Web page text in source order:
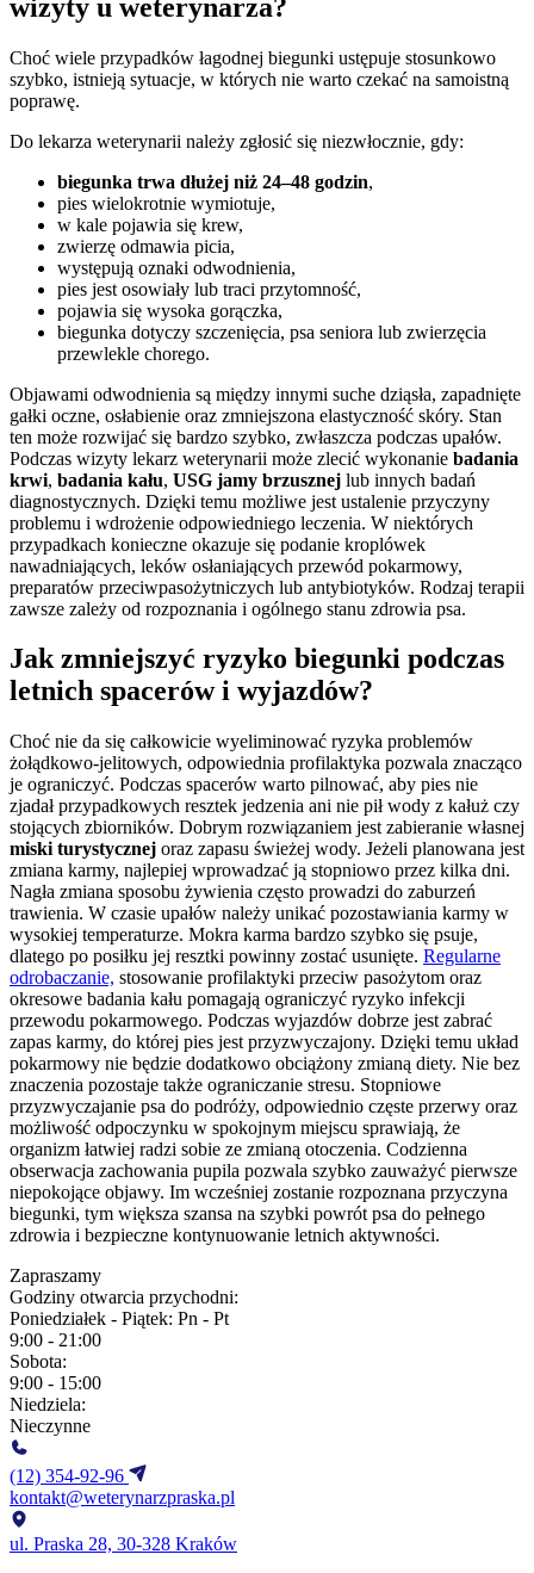
wizyty u weterynarza?
Choć wiele przypadków łagodnej biegunki ustępuje stosunkowo
szybko, istnieją sytuacje, w których nie warto czekać na samoistną
poprawę.
Do lekarza weterynarii należy zgłosić się niezwłocznie, gdy:
biegunka trwa dłużej niż 24–48 godzin,
pies wielokrotnie wymiotuje,
w kale pojawia się krew,
zwierzę odmawia picia,
występują oznaki odwodnienia,
pies jest osowiały lub traci przytomność,
pojawia się wysoka gorączka,
biegunka dotyczy szczenięcia, psa seniora lub zwierzęcia
przewlekle chorego.
Objawami odwodnienia są między innymi suche dziąsła, zapadnięte
gałki oczne, osłabienie oraz zmniejszona elastyczność skóry. Stan
ten może rozwijać się bardzo szybko, zwłaszcza podczas upałów.
Podczas wizyty lekarz weterynarii może zlecić wykonanie badania
krwi, badania kału, USG jamy brzusznej lub innych badań
diagnostycznych. Dzięki temu możliwe jest ustalenie przyczyny
problemu i wdrożenie odpowiedniego leczenia. W niektórych
przypadkach konieczne okazuje się podanie kroplówek
nawadniających, leków osłaniających przewód pokarmowy,
preparatów przeciwpasożytniczych lub antybiotyków. Rodzaj terapii
zawsze zależy od rozpoznania i ogólnego stanu zdrowia psa.
Jak zmniejszyć ryzyko biegunki podczas
letnich spacerów i wyjazdów?
Choć nie da się całkowicie wyeliminować ryzyka problemów
żołądkowo-jelitowych, odpowiednia profilaktyka pozwala znacząco
je ograniczyć. Podczas spacerów warto pilnować, aby pies nie
zjadał przypadkowych resztek jedzenia ani nie pił wody z kałuż czy
stojących zbiorników. Dobrym rozwiązaniem jest zabieranie własnej
miski turystycznej oraz zapasu świeżej wody. Jeżeli planowana jest
zmiana karmy, najlepiej wprowadzać ją stopniowo przez kilka dni.
Nagła zmiana sposobu żywienia często prowadzi do zaburzeń
trawienia. W czasie upałów należy unikać pozostawiania karmy w
wysokiej temperaturze. Mokra karma bardzo szybko się psuje,
dlatego po posiłku jej resztki powinny zostać usunięte. Regularne
odrobaczanie, stosowanie profilaktyki przeciw pasożytom oraz
okresowe badania kału pomagają ograniczyć ryzyko infekcji
przewodu pokarmowego. Podczas wyjazdów dobrze jest zabrać
zapas karmy, do której pies jest przyzwyczajony. Dzięki temu układ
pokarmowy nie będzie dodatkowo obciążony zmianą diety. Nie bez
znaczenia pozostaje także ograniczanie stresu. Stopniowe
przyzwyczajanie psa do podróży, odpowiednio częste przerwy oraz
możliwość odpoczynku w spokojnym miejscu sprawiają, że
organizm łatwiej radzi sobie ze zmianą otoczenia. Codzienna
obserwacja zachowania pupila pozwala szybko zauważyć pierwsze
niepokojące objawy. Im wcześniej zostanie rozpoznana przyczyna
biegunki, tym większa szansa na szybki powrót psa do pełnego
zdrowia i bezpieczne kontynuowanie letnich aktywności.
Zapraszamy
Godziny otwarcia przychodni:
Poniedziałek - Piątek: Pn - Pt
9:00 - 21:00
Sobota:
9:00 - 15:00
Niedziela:
Nieczynne
(12) 354-92-96
kontakt@weterynarzpraska.pl
ul. Praska 28, 30-328 Kraków